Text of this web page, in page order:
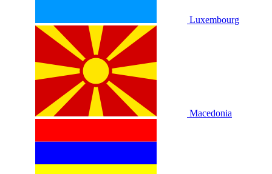
Luxembourg
Macedonia